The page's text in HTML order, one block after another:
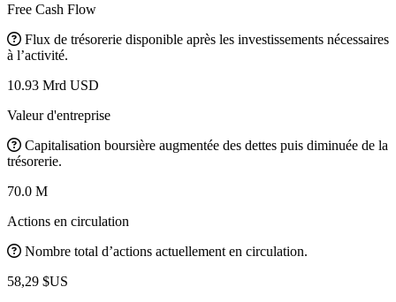
Free Cash Flow
Flux de trésorerie disponible après les investissements nécessaires
à l’activité.
10.93 Mrd USD
Valeur d'entreprise
Capitalisation boursière augmentée des dettes puis diminuée de la
trésorerie.
70.0 M
Actions en circulation
Nombre total d’actions actuellement en circulation.
58,29 $US